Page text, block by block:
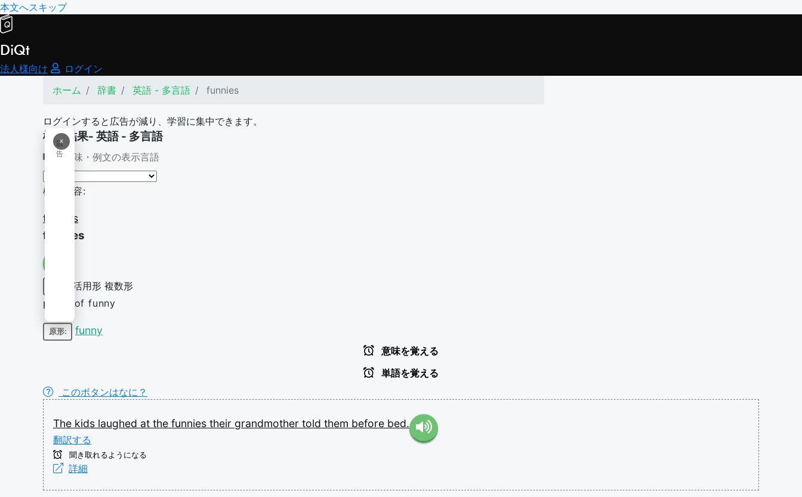
本文へスキップ
DiQt
法人様向け
ログイン
ホーム
辞書 英語 - 多言語 funnies
ログインすると広告が減り、学習に集中できます。
×
広
告
検索結果- 英語 - 多言語
意味・例文の表示言語
検索内容:
funnies
funnies
活用形 複数形
plural of funny
原形: funny
意味を覚える
単語を覚える
このボタンはなに？
The kids laughed at the funnies their grandmother told them before bed.
翻訳する
聞き取れるようになる
詳細